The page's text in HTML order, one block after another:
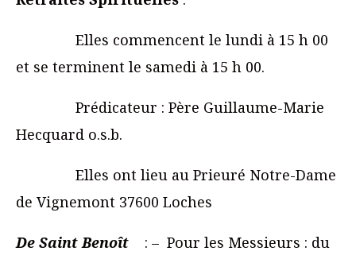
Elles commencent le lundi à 15 h 00
et se terminent le samedi à 15 h 00.
Prédicateur : Père Guillaume-Marie
Hecquard o.s.b.
Elles ont lieu au Prieuré Notre-Dame
de Vignemont 37600 Loches
De Saint Benoît : – Pour les Messieurs : du